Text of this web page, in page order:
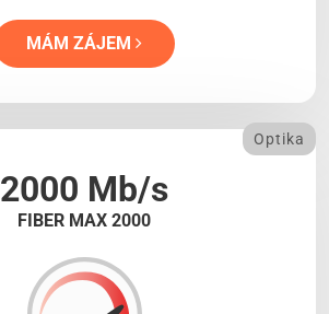
MÁM ZÁJEM
2000 Mb/s
FIBER MAX 2000
Optika